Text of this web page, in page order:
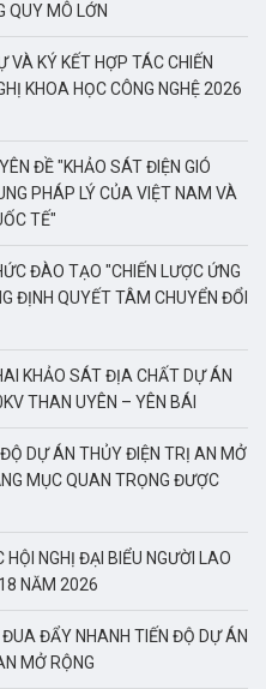
QUY MÔ LỚN
VÀ KÝ KẾT HỢP TÁC CHIẾN
KHOA HỌC CÔNG NGHỆ 2026
ĐỀ "KHẢO SÁT ĐIỆN GIÓ
PHÁP LÝ CỦA VIỆT NAM VÀ
TẾ"
ĐÀO TẠO "CHIẾN LƯỢC ỨNG
ĐỊNH QUYẾT TÂM CHUYỂN ĐỔI
KHẢO SÁT ĐỊA CHẤT DỰ ÁN
THAN UYÊN – YÊN BÁI
DỰ ÁN THỦY ĐIỆN TRỊ AN MỞ
MỤC QUAN TRỌNG ĐƯỢC
HỘI NGHỊ ĐẠI BIỂU NGƯỜI LAO
NĂM 2026
ĐẨY NHANH TIẾN ĐỘ DỰ ÁN
MỞ RỘNG